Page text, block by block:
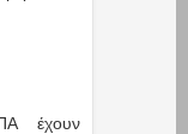
έχουν